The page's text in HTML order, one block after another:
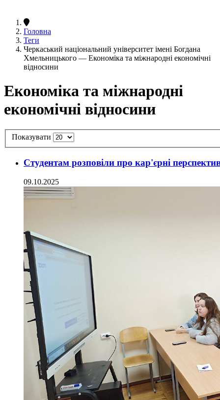
Головна
Теги
Черкаський національний університет імені Богдана
Хмельницького — Економіка та міжнародні економічні
відносини
Економіка та міжнародні
економічні відносини
Показувати
Студентам розповіли про кар'єрні
09.10.2025